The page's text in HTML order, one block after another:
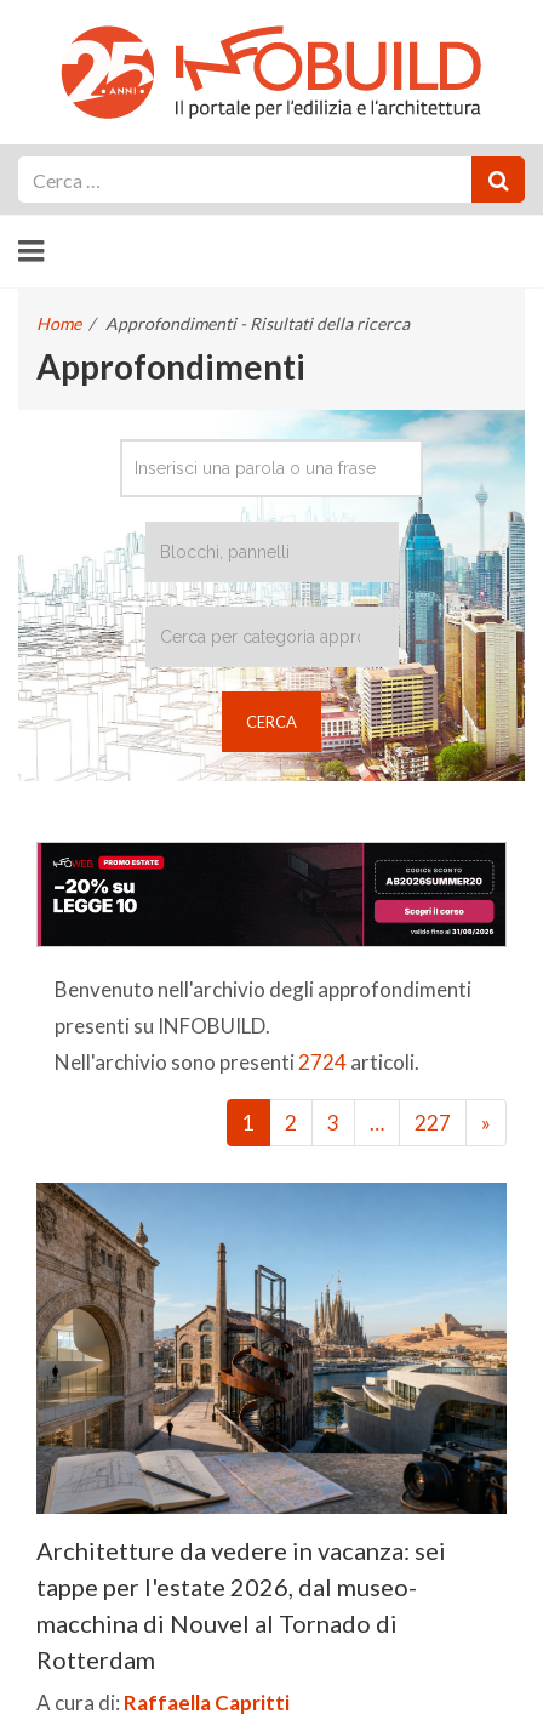
Home / Approfondimenti - Risultati della ricerca
Approfondimenti
Benvenuto nell'archivio degli approfondimenti
presenti su INFOBUILD.
Nell'archivio sono presenti 2724articoli.
1 2 3 … 227 »
Architetture da vedere in vacanza: sei
tappe per l'estate 2026, dal museo-
macchina di Nouvel al Tornado di
Rotterdam
A cura di: Raffaella Capritti